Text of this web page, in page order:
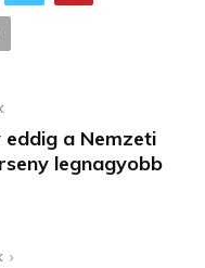
a Nemzeti
legnagyobb